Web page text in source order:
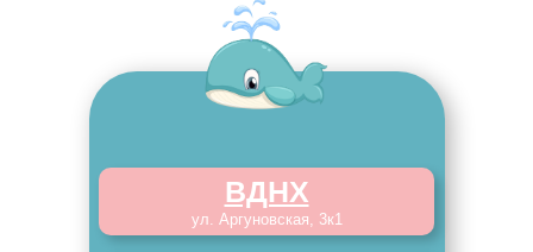
ВДНХ
ул. Аргуновская, 3к1